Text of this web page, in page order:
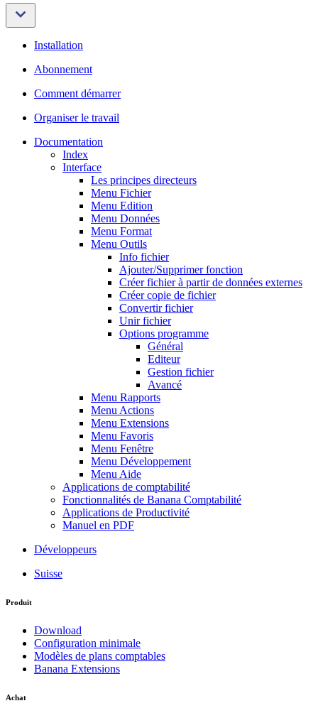
Installation
Abonnement
Comment démarrer
Organiser le travail
Documentation
Index
Interface
Les principes directeurs
Menu Fichier
Menu Edition
Menu Données
Menu Format
Menu Outils
Info fichier
Ajouter/Supprimer fonction
Créer fichier à partir de données externes
Créer copie de fichier
Convertir fichier
Unir fichier
Options programme
Général
Editeur
Gestion fichier
Avancé
Menu Rapports
Menu Actions
Menu Extensions
Menu Favoris
Menu Fenêtre
Menu Développement
Menu Aide
Applications de comptabilité
Fonctionnalités de Banana Comptabilité
Applications de Productivité
Manuel en PDF
Développeurs
Suisse
Produit
Download
Configuration minimale
Modèles de plans comptables
Banana Extensions
Achat